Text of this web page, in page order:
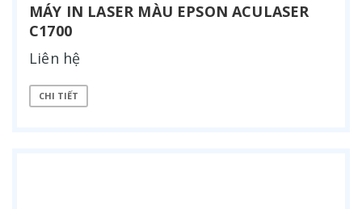
MÁY IN LASER MÀU EPSON ACULASER
C1700
Liên hệ
CHI TIẾT